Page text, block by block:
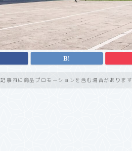
記事内に商品プロモーションを含む場合があります